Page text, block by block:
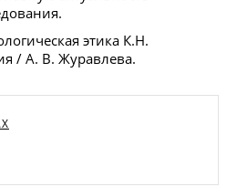
этика К.Н.
/ А. В. Журавлева.